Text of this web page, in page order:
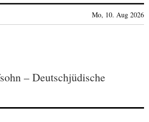
Mo, 10. Aug 2026
– Deutschjüdische